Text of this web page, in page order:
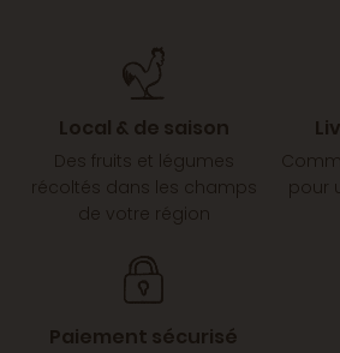
Local & de saison
Des fruits et légumes
récoltés dans les champs
de votre région
pour
Paiement sécurisé